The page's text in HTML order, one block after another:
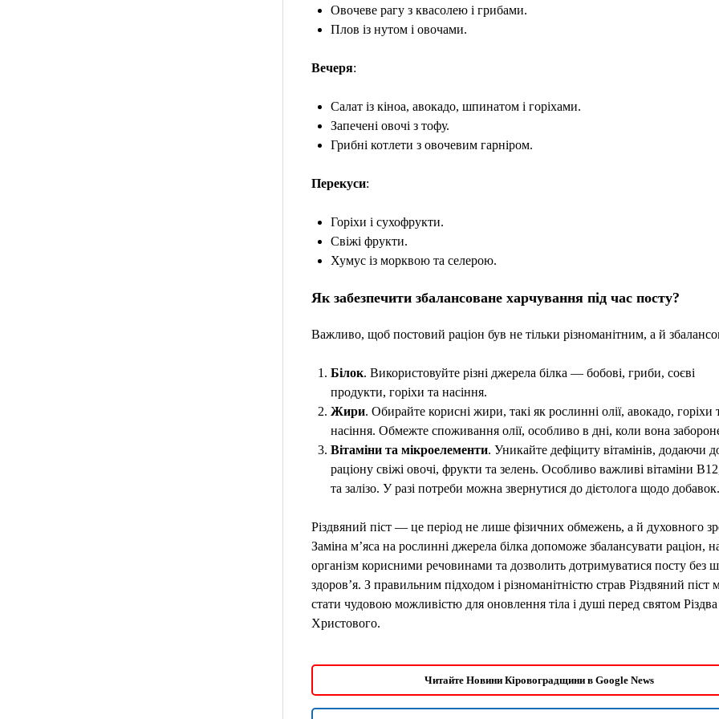
Овочеве рагу з квасолею і грибами.
Плов із нутом і овочами.
Вечеря:
Салат із кіноа, авокадо, шпинатом і горіхами.
Запечені овочі з тофу.
Грибні котлети з овочевим гарніром.
Перекуси:
Горіхи і сухофрукти.
Свіжі фрукти.
Хумус із морквою та селерою.
Як забезпечити збалансоване харчування під час посту?
Важливо, щоб постовий раціон був не тільки різноманітним, а й
Білок. Використовуйте різні джерела білка — бобові, гриби, соєві
продукти, горіхи та насіння.
Жири. Обирайте корисні жири, такі як рослинні олії, авокадо, горіхи
насіння. Обмежте споживання олії, особливо в дні, коли вона
Вітаміни та мікроелементи. Уникайте дефіциту вітамінів, додаючи
раціону свіжі овочі, фрукти та зелень. Особливо важливі вітаміни
та залізо. У разі потреби можна звернутися до дієтолога щодо добавок.
Різдвяний піст — це період не лише фізичних обмежень, а й духовного
Заміна м’яса на рослинні джерела білка допоможе збалансувати раціон,
організм корисними речовинами та дозволить дотримуватися посту без
здоров’я. З правильним підходом і різноманітністю страв Різдвяний піст
стати чудовою можливістю для оновлення тіла і душі перед святом Різдва
Христового.
Читайте Новини Кіровоградщини в Google News